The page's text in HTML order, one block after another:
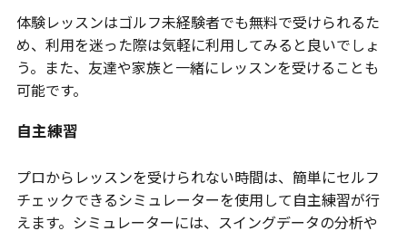
体験レッスンはゴルフ未経験者でも無料で受けられるた
め、利用を迷った際は気軽に利用してみると良いでしょ
う。また、友達や家族と一緒にレッスンを受けることも
可能です。
自主練習
プロからレッスンを受けられない時間は、簡単にセルフ
チェックできるシミュレーターを使用して自主練習が行
えます。シミュレーターには、スイングデータの分析や